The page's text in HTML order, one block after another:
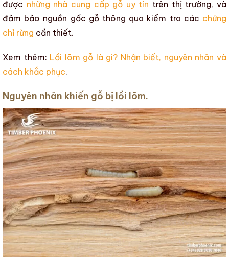
được những nhà cung cấp gỗ uy tín trên thị trường, và
đảm bảo nguồn gốc gỗ thông qua kiểm tra các chứng
chỉ rừng cần thiết.
Xem thêm: Lồi lõm gỗ là gì? Nhận biết, nguyên nhân và
cách khắc phục.
Nguyên nhân khiến gỗ bị lồi lõm.